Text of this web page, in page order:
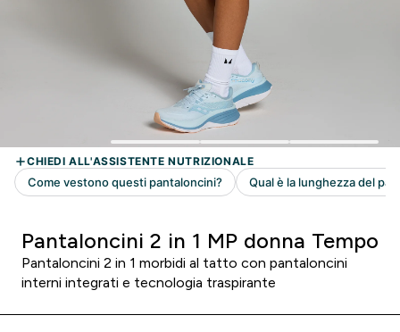
Pantaloncini 2 in 1 MP donna Tempo
Pantaloncini 2 in 1 morbidi al tatto con pantaloncini
interni integrati e tecnologia traspirante